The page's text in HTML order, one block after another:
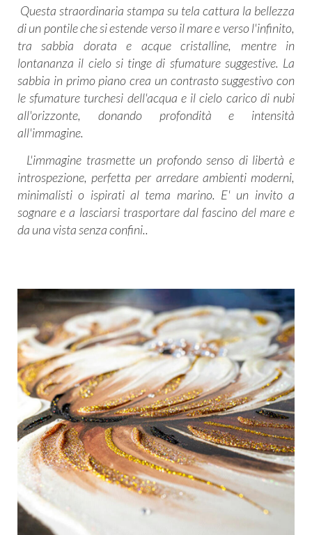
Questa straordinaria stampa su tela cattura la bellezza
di un pontile che si estende verso il mare e verso l'infinito,
tra sabbia dorata e acque cristalline, mentre in
lontananza il cielo si tinge di sfumature suggestive. La
sabbia in primo piano crea un contrasto suggestivo con
le sfumature turchesi dell'acqua e il cielo carico di nubi
all'orizzonte, donando profondità e intensità
all'immagine.
L'immagine trasmette un profondo senso di libertà e
introspezione, perfetta per arredare ambienti moderni,
minimalisti o ispirati al tema marino. E' un invito a
sognare e a lasciarsi trasportare dal fascino del mare e
da una vista senza confini..